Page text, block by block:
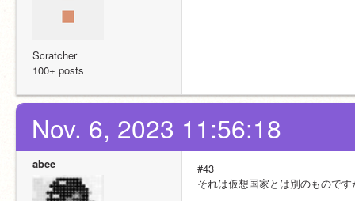
Scratcher
100+ posts
Nov. 6, 2023 11:56:18
abee
#43
それは仮想国家とは別のものです